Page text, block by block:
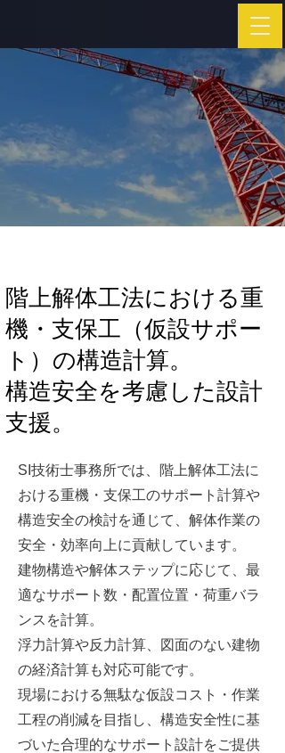
階上解体工法における重
機・支保工（仮設サポー
ト）の構造計算。
​構造安全を考慮した設計
支援。
SI技術士事務所では、階上解体工法に
おける重機・支保工のサポート計算や
構造安全の検討を通じて、解体作業の
安全・効率向上に貢献しています。
建物構造や解体ステップに応じて、最
適なサポート数・配置位置・荷重バラ
ンスを計算。
浮力計算や反力計算、図面のない建物
の経済計算も対応可能です。
現場における無駄な仮設コスト・作業
工程の削減を目指し、構造安全性に基
づいた合理的なサポート設計をご提供